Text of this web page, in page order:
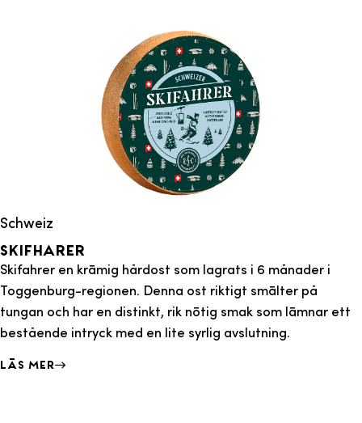
Schweiz
Skifharer
Skifahrer en krämig hårdost som lagrats i 6 månader i
Toggenburg-regionen. Denna ost riktigt smälter på
tungan och har en distinkt, rik nötig smak som lämnar ett
bestående intryck med en lite syrlig avslutning.
Läs mer